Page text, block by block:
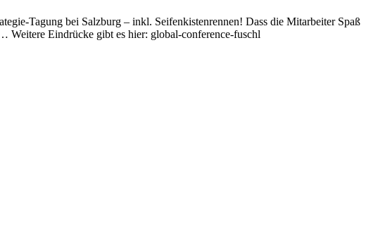
Tagung bei Salzburg – inkl. Seifenkistenrennen! Dass die Mitarbeiter Spaß
Weitere Eindrücke gibt es hier: global-conference-fuschl